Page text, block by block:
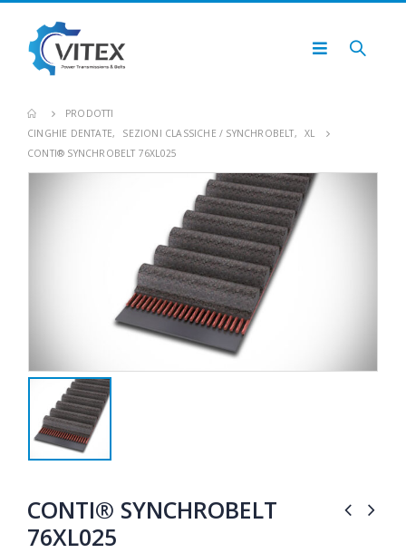
PRODOTTI
CINGHIE DENTATE, SEZIONI CLASSICHE / SYNCHROBELT,
XL
CONTI® SYNCHROBELT 76XL025
CONTI® SYNCHROBELT
76XL025